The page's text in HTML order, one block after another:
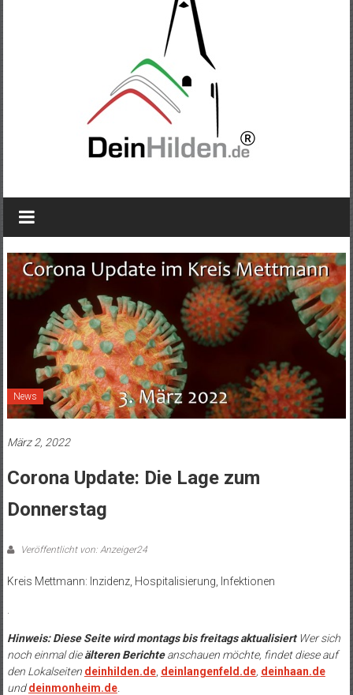
News
März 2, 2022
Corona Update: Die Lage zum
Donnerstag
Veröffentlicht von: Anzeiger24
Kreis Mettmann: Inzidenz, Hospitalisierung, Infektionen
Hinweis: Diese Seite wird montags bis freitags aktualisiert Wer sich
noch einmal dieälteren Berichteanschauen möchte, findet diese auf
den Lokalseiten deinhilden.de, deinlangenfeld.de, deinhaan.de
unddeinmonheim.de.